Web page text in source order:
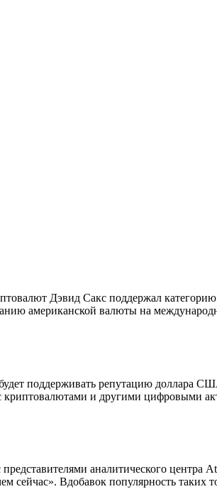
Дэвид Сакс поддержал
американской валюты на
поддерживать репутацию доллара
криптовалютами и другими цифровыми
аналитического
сейчас». Вдобавок популярность